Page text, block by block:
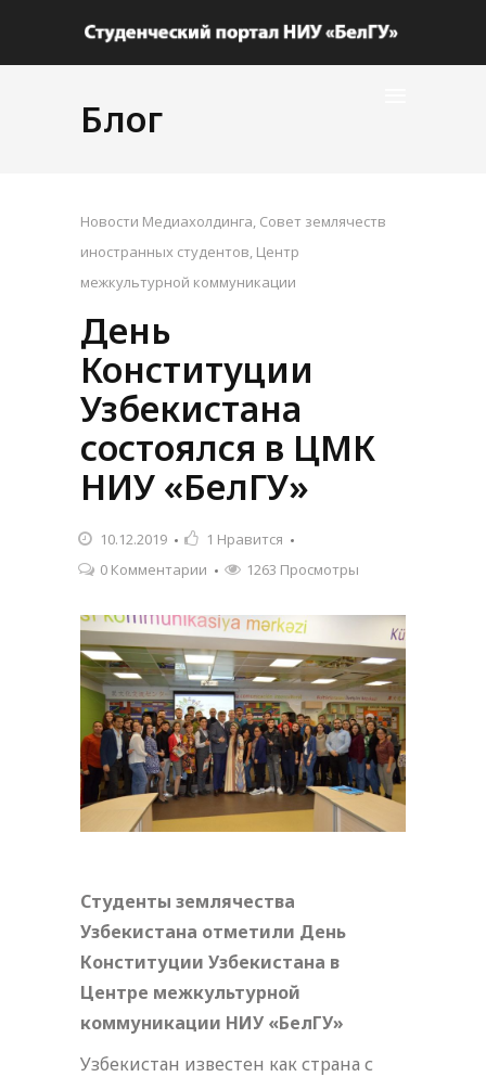
Блог
Новости Медиахолдинга, Совет землячеств
иностранных студентов, Центр
межкультурной коммуникации
День
Конституции
Узбекистана
состоялся в ЦМК
НИУ «БелГУ»
10.12.2019 1 Нравится
0 Комментарии
1263 Просмотры
Студенты землячества
Узбекистана отметили День
Конституции Узбекистана в
Центре межкультурной
коммуникации НИУ «БелГУ»
Узбекистан известен как страна с